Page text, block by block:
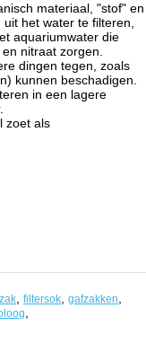
materiaal, "stof" en
het water te filteren,
aquariumwater die
nitraat zorgen.
dingen tegen, zoals
kunnen beschadigen.
in een lagere
zoet als
filtersok gafzakken